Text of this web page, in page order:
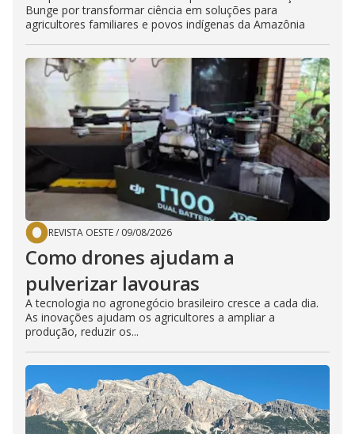
Bunge por transformar ciência em soluções para
agricultores familiares e povos indígenas da Amazônia
REVISTA OESTE/ 09/08/2026
Como drones ajudam a
pulverizar lavouras
A tecnologia no agronegócio brasileiro cresce a cada dia.
As inovações ajudam os agricultores a ampliar a
produção, reduzir os...